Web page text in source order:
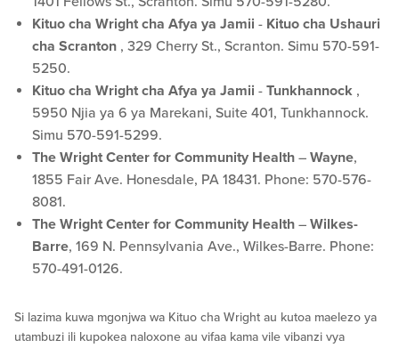
Kituo cha Wright cha Afya ya Jamii - Kituo cha Ushauri
cha Scranton , 329 Cherry St., Scranton. Simu 570-591-
5250.
Kituo cha Wright cha Afya ya Jamii - Tunkhannock ,
5950 Njia ya 6 ya Marekani, Suite 401, Tunkhannock.
Simu 570-591-5299.
The Wright Center for Community Health – Wayne,
1855 Fair Ave. Honesdale, PA 18431. Phone: 570-576-
8081.
The Wright Center for Community Health – Wilkes-
Barre, 169 N. Pennsylvania Ave., Wilkes-Barre. Phone:
570-491-0126.
Si lazima kuwa mgonjwa wa Kituo cha Wright au kutoa maelezo ya
utambuzi ili kupokea naloxone au vifaa kama vile vibanzi vya